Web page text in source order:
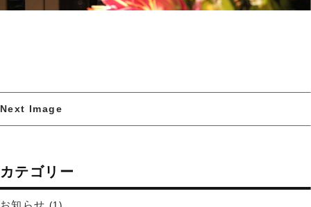
Next Image
カテゴリー